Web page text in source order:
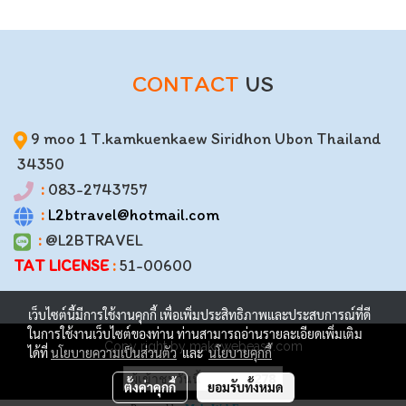
CONTACT US
9 moo 1 T.kamkuenkaew Siridhon Ubon Thailand
34350
: 083-2743757
: L2btravel@hotmail.com
: @L2BTRAVEL
TAT LICENSE:51-00600
Copy right by makewebeasy.com
ผู้เข้าชมวันนี้ 278
เว็บไซต์นี้มีการใช้งานคุกกี้ เพื่อเพิ่มประสิทธิภาพและประสบการณ์ที่ดี
ในการใช้งานเว็บไซต์ของท่าน ท่านสามารถอ่านรายละเอียดเพิ่มเติม
ได้ที่นโยบายความเป็นส่วนตัวและนโยบายคุกกี้
ตั้งค่าคุกกี้ ยอมรับทั้งหมด